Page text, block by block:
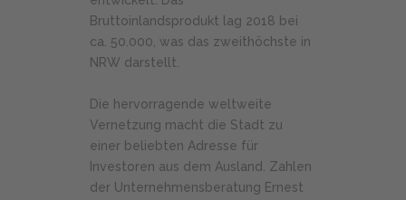
Bruttoinlandsprodukt lag 2018 bei
ca. 50.000, was das zweithöchste in
NRW darstellt.
Die hervorragende weltweite
Vernetzung macht die Stadt zu
einer beliebten Adresse für
Investoren aus dem Ausland. Zahlen
der Unternehmensberatung Ernest